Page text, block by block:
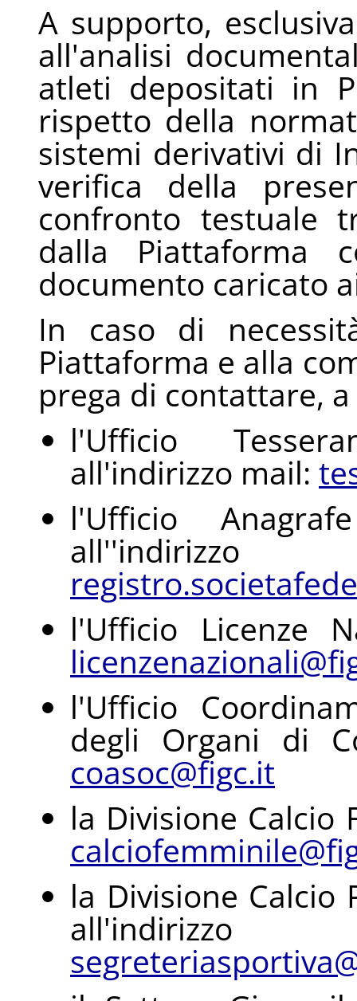
A supporto,
all'analisi
atleti depositati in
rispetto della
sistemi derivativi di
verifica della
confronto testuale
dalla
documento caricato
In caso di
Piattaforma e alla
prega di contattare,
l'Ufficio
all'indirizzo mail:
l'Ufficio
l'Ufficio Licenze
l'Ufficio
degli Organi di
coasoc@figc.it
la Divisione Calcio
la Divisione Calcio